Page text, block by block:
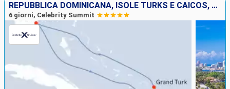
REPUBBLICA DOMINICANA, ISOLE TURKS E CAICOS, STATI UNITI
6 giorni, Celebrity Summit